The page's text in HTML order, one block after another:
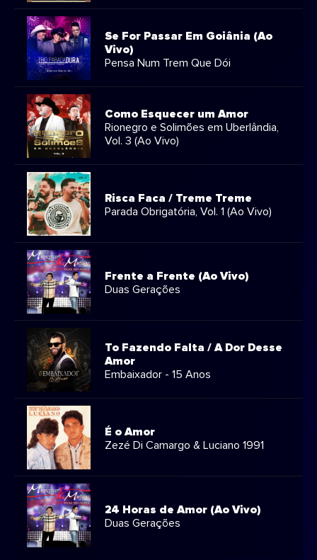
Se For Passar Em Goiânia (Ao
Vivo)
Pensa Num Trem Que Dói
Como Esquecer um Amor
Rionegro e Solimões em Uberlândia,
Vol. 3 (Ao Vivo)
Risca Faca / Treme Treme
Parada Obrigatória, Vol. 1 (Ao Vivo)
Frente a Frente (Ao Vivo)
Duas Gerações
To Fazendo Falta / A Dor Desse
Amor
Embaixador - 15 Anos
É o Amor
Zezé Di Camargo & Luciano 1991
24 Horas de Amor (Ao Vivo)
Duas Gerações